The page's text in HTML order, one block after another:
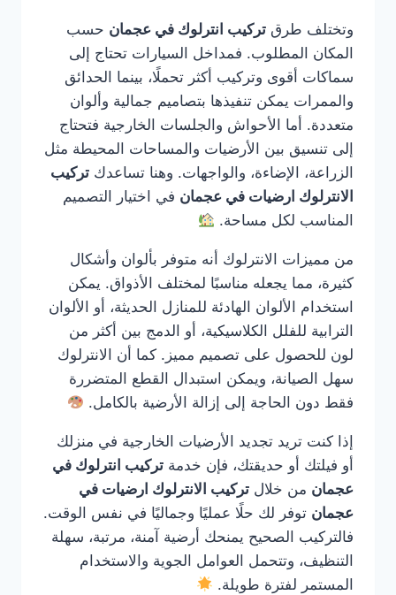
وتختلف طرق تركيب انترلوك في عجمان حسب
المكان المطلوب. فمداخل السيارات تحتاج إلى
سماكات أقوى وتركيب أكثر تحملًا، بينما الحدائق
والممرات يمكن تنفيذها بتصاميم جمالية وألوان
متعددة. أما الأحواش والجلسات الخارجية فتحتاج
إلى تنسيق بين الأرضيات والمساحات المحيطة مثل
الزراعة، الإضاءة، والواجهات. وهنا تساعدك تركيب
الانترلوك ارضيات في عجمان في اختيار التصميم
المناسب لكل مساحة.
من مميزات الانترلوك أنه متوفر بألوان وأشكال
كثيرة، مما يجعله مناسبًا لمختلف الأذواق. يمكن
استخدام الألوان الهادئة للمنازل الحديثة، أو الألوان
الترابية للفلل الكلاسيكية، أو الدمج بين أكثر من
لون للحصول على تصميم مميز. كما أن الانترلوك
سهل الصيانة، ويمكن استبدال القطع المتضررة
فقط دون الحاجة إلى إزالة الأرضية بالكامل.
إذا كنت تريد تجديد الأرضيات الخارجية في منزلك
أو فيلتك أو حديقتك، فإن خدمة تركيب انترلوك في
عجمان من خلال تركيب الانترلوك ارضيات في
عجمان توفر لك حلًا عمليًا وجماليًا في نفس الوقت.
فالتركيب الصحيح يمنحك أرضية آمنة، مرتبة، سهلة
التنظيف، وتتحمل العوامل الجوية والاستخدام
المستمر لفترة طويلة.